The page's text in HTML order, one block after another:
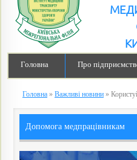
Головна Про
Головна » Важливі новини »
Допомога медпрацівникам